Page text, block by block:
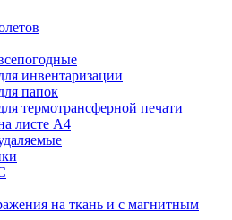
инвентаризации
папок
термотрансферной печати
листе А4
на ткань и с магнитным